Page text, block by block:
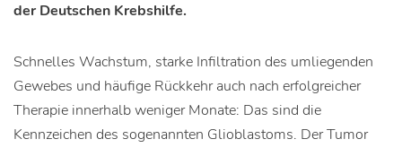
der Deutschen Krebshilfe.
Schnelles Wachstum, starke Infiltration des umliegenden
Gewebes und häufige Rückkehr auch nach erfolgreicher
Therapie innerhalb weniger Monate: Das sind die
Kennzeichen des sogenannten Glioblastoms. Der Tumor